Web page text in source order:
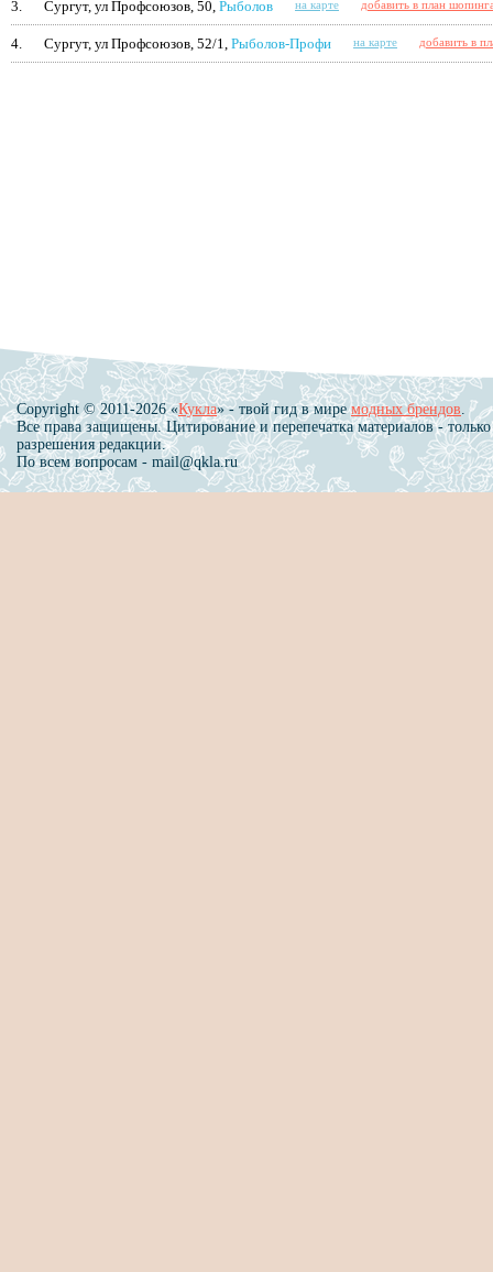
3. Сургут, ул Профсоюзов, 50, Рыболов на карте добавить в план
4. Сургут, ул Профсоюзов, 52/1, Рыболов-Профи на карте добавить в
Copyright © 2011-2026 «Кукла» - твой гид в миремодных брендов
Все права защищены. Цитирование и перепечатка материалов - только
разрешения редакции.
По всем вопросам - mail@qkla.ru